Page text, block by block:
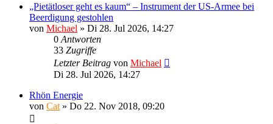
„Pietätloser geht es kaum“ – Instrument der US-Armee bei
Beerdigung gestohlen
von Michael » Di 28. Jul 2026, 14:27
0 Antworten
33 Zugriffe
Letzter Beitrag von Michael
Di 28. Jul 2026, 14:27
Rhön Energie
von Cat » Do 22. Nov 2018, 09:20